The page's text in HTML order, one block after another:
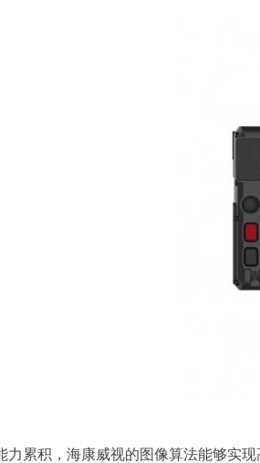
力累积，海康威视的图像算法能够实